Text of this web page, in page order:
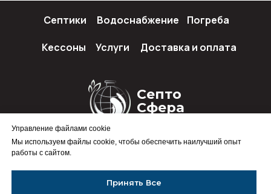
Управление файлами cookie
Мы используем файлы cookie, чтобы обеспечить наилучший опыт
работы с сайтом.
Принять Все
Септо
Сфера
Септики Водоснабжение Погреба
Кессоны Услуги Доставка и оплата
Политика конфиденциальности